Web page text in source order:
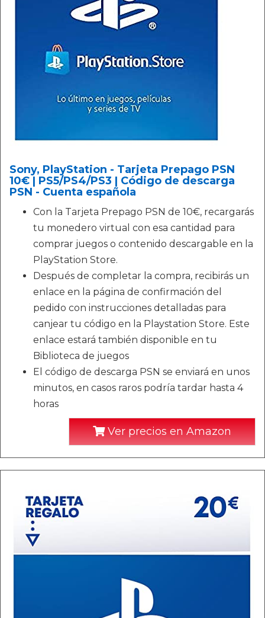
Sony, PlayStation - Tarjeta Prepago PSN
10€ | PS5/PS4/PS3 | Código de descarga
PSN - Cuenta española
Con la Tarjeta Prepago PSN de 10€, recargarás
tu monedero virtual con esa cantidad para
comprar juegos o contenido descargable en la
PlayStation Store.
Después de completar la compra, recibirás un
enlace en la página de confirmación del
pedido con instrucciones detalladas para
canjear tu código en la Playstation Store. Este
enlace estará también disponible en tu
Biblioteca de juegos
El código de descarga PSN se enviará en unos
minutos, en casos raros podría tardar hasta 4
horas
Ver precios en Amazon